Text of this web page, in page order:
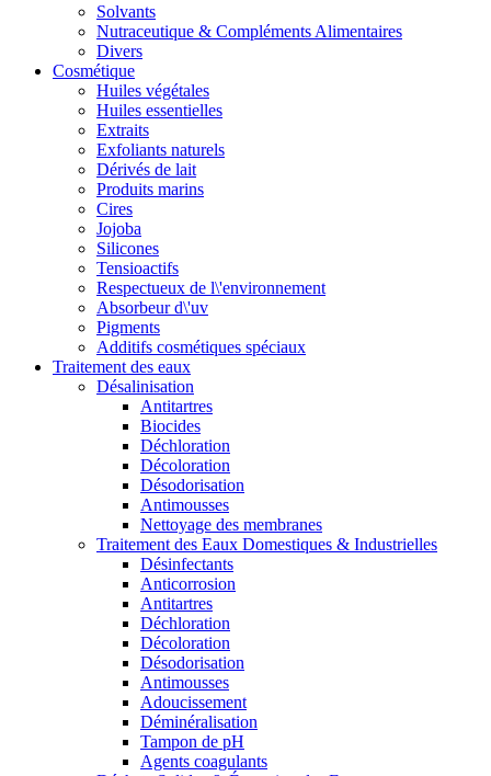
Solvants
Nutraceutique & Compléments Alimentaires
Divers
Cosmétique
Huiles végétales
Huiles essentielles
Extraits
Exfoliants naturels
Dérivés de lait
Produits marins
Cires
Jojoba
Silicones
Tensioactifs
Respectueux de l\'environnement
Absorbeur d\'uv
Pigments
Additifs cosmétiques spéciaux
Traitement des eaux
Désalinisation
Antitartres
Biocides
Déchloration
Décoloration
Désodorisation
Antimousses
Nettoyage des membranes
Traitement des Eaux Domestiques & Industrielles
Désinfectants
Anticorrosion
Antitartres
Déchloration
Décoloration
Désodorisation
Antimousses
Adoucissement
Déminéralisation
Tampon de pH
Agents coagulants